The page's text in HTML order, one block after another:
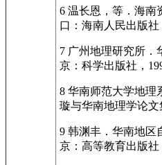
6 温长恩，等．海南
口：海南人民出版社
7 广州地理研究所．
京：科学出版社，
8 华南师范大学地理
璇与华南地理学论文
9 韩渊丰．华南地区
京：高等教育出版社